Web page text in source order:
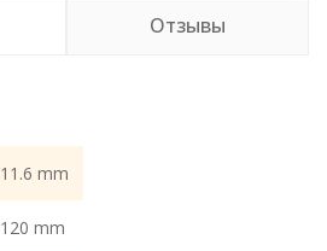
Отзывы
11.6 mm
120 mm